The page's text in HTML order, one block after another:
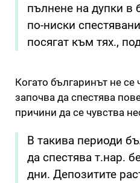
пълнене на дупки в
по-ниски
посягат към тях.,
Когато българинът не се
започва да спестява
причини да се чувства
В такива периоди
да спестява т.нар.
дни. Депозитите